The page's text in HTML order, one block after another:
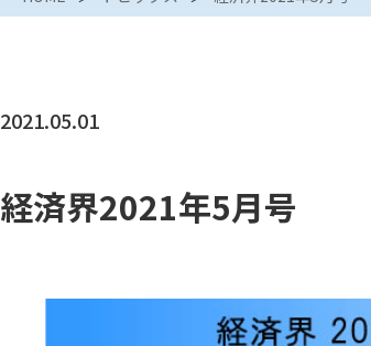
2021.05.01
経済界2021年5月号